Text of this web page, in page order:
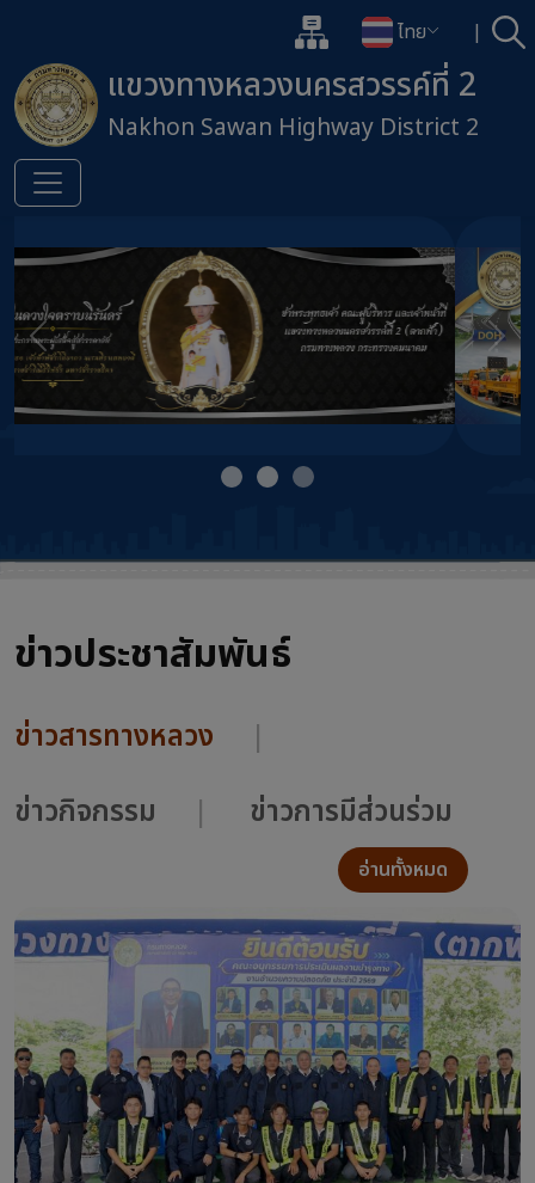
แผนผังเว็บไซต์
เปลี่ยนภาษา
ไทย | ค้
เปิดกล่องค้นหาข้อมูลหลักของเ
แขวงทางหลวงนครสวรรค์ที่ 2
Nakhon Sawan Highway District 2
ข่าวประชาสัมพันธ์
ข่าวสารทางหลวง
ข่าวกิจกรรม
ข่าวการมีส่วนร่วม
อ่านทั้งหมด